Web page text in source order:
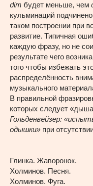
dim будет меньше, чем
кульминаций
таком построении при
развитие. Типичная
каждую фразу, но не
результате чего
того чтобы избежать
распределённость
музыкального
В правильной
которых следует
Гольденвейзер:
одышки» при
Глинка. Жаворонок.
Холминов. Песня.
Холминов. Фуга.